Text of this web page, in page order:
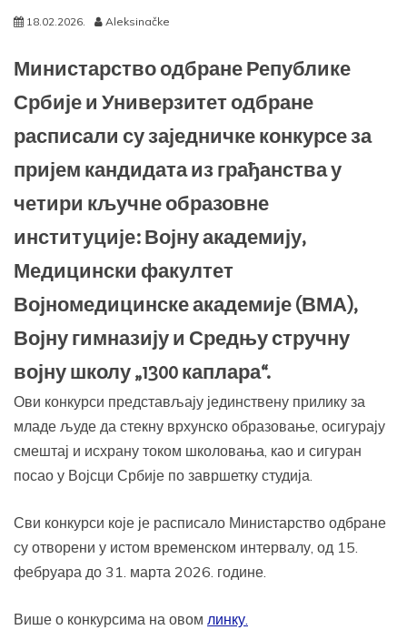
18.02.2026. Aleksinačke
Министарство одбране Републике
Србије и Универзитет одбране
расписали су заједничке конкурсе за
пријем кандидата из грађанства у
четири кључне образовне
институције: Војну академију,
Медицински факултет
Војномедицинске академије (ВМА),
Војну гимназију и Средњу стручну
војну школу „1300 каплара“.
Ови конкурси представљају јединствену прилику за
младе људе да стекну врхунско образовање, осигурају
смештај и исхрану током школовања, као и сигуран
посао у Војсци Србије по завршетку студија.
Сви конкурси које је расписало Министарство одбране
су отворени у истом временском интервалу, од 15.
фебруара до 31. марта 2026. године.
Више о конкурсима на овом линку.